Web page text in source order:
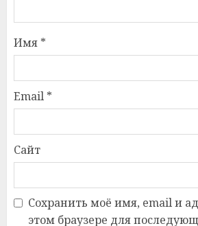
Имя *
Email *
Сайт
Сохранить моё имя, email и
этом браузере для